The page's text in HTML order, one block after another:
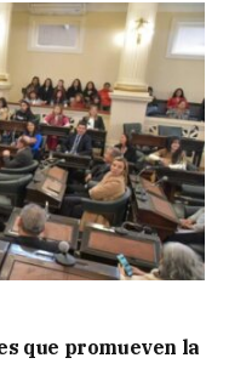
que promueven la